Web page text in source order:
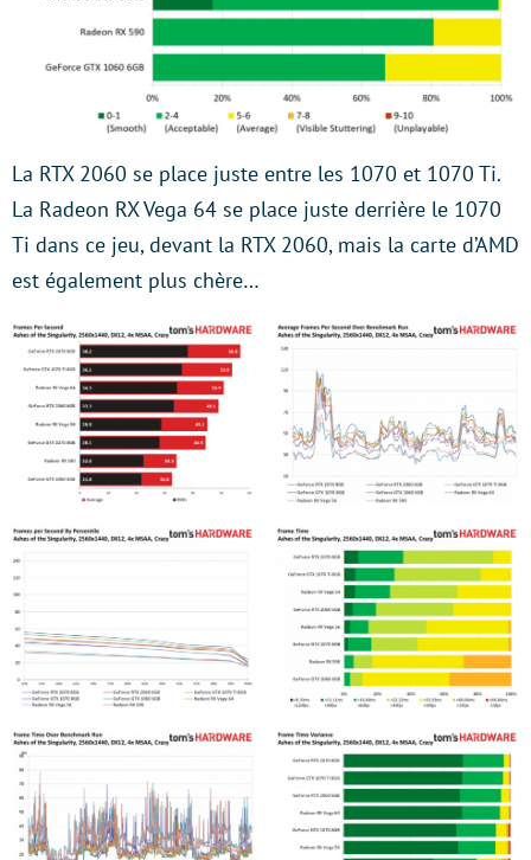
La RTX 2060 se place juste entre les 1070 et 1070 Ti.
La Radeon RX Vega 64 se place juste derrière le 1070
Ti dans ce jeu, devant la RTX 2060, mais la carte d’AMD
est également plus chère…